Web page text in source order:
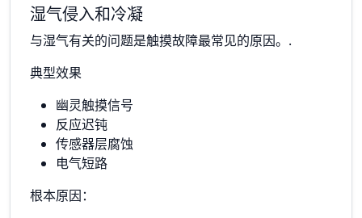
湿气侵入和冷凝
与湿气有关的问题是触摸故障最常见的原因。.
典型效果
幽灵触摸信号
反应迟钝
传感器层腐蚀
电气短路
根本原因：